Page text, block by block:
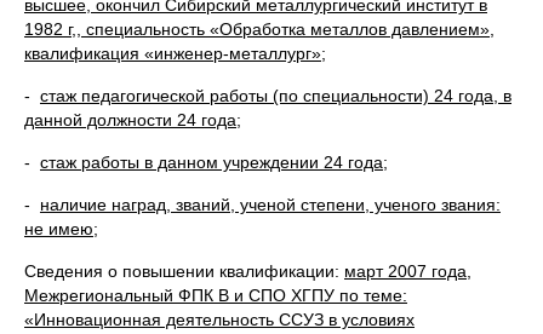
высшее, окончил Сибирский металлургический институт в
1982 г,, специальность «Обработка металлов давлением»,
квалификация «инженер-металлург»;
- стаж педагогической работы (по специальности) 24 года, в
данной должности 24 года;
- стаж работы в данном учреждении 24 года;
- наличие наград, званий, ученой степени, ученого звания:
не имею;
Сведения о повышении квалификации: март 2007 года,
Межрегиональный ФПК В и СПО ХГПУ по теме:
«Инновационная деятельность ССУЗ в условиях